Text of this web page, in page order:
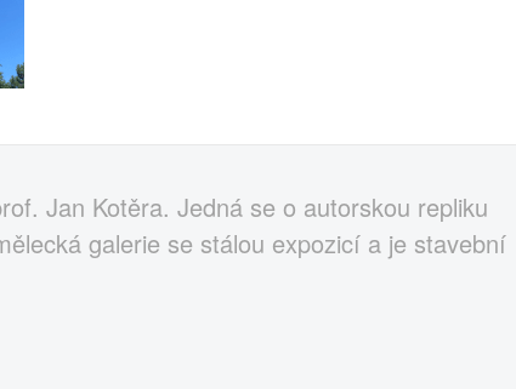
Jan Kotěra. Jedná se o autorskou repliku
galerie se stálou expozicí a je stavební